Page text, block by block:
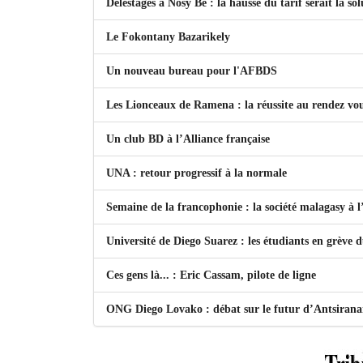
Délestages à Nosy Be : la hausse du tarif serait la
Le Fokontany Bazarikely
Un nouveau bureau pour l'AFBDS
Les Lionceaux de Ramena : la réussite au rendez
Un club BD à l’Alliance française
UNA : retour progressif à la normale
Semaine de la francophonie : la société malagasy à
Université de Diego Suarez : les étudiants en grève
Ces gens là... : Eric Cassam, pilote de ligne
ONG Diego Lovako : débat sur le futur